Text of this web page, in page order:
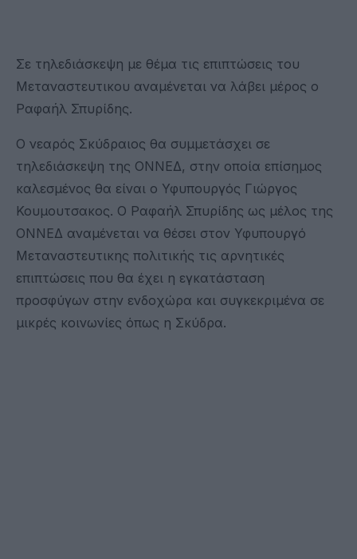
Σε τηλεδιάσκεψη με θέμα τις επιπτώσεις του
Μεταναστευτικου αναμένεται να λάβει μέρος ο
Ραφαήλ Σπυρίδης.
Ο νεαρός Σκύδραιος θα συμμετάσχει σε
τηλεδιάσκεψη της ΟΝΝΕΔ, στην οποία επίσημος
καλεσμένος θα είναι ο Υφυπουργός Γιώργος
Κουμουτσακος. Ο Ραφαήλ Σπυρίδης ως μέλος της
ΟΝΝΕΔ αναμένεται να θέσει στον Υφυπουργό
Μεταναστευτικης πολιτικής τις αρνητικές
επιπτώσεις που θα έχει η εγκατάσταση
προσφύγων στην ενδοχώρα και συγκεκριμένα σε
μικρές κοινωνίες όπως η Σκύδρα.